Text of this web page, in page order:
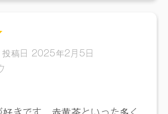
アル等の理由により、成分・処方が記
様が変更になる場合がございます。